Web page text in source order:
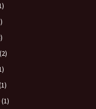
(2)
(1)